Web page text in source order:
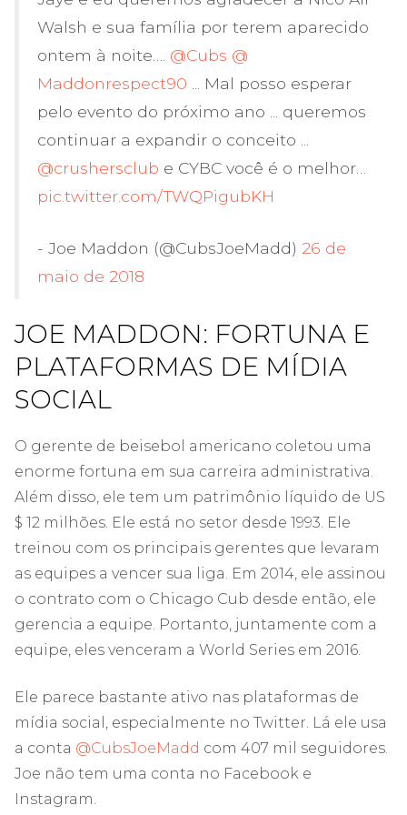
Walsh e sua família por terem aparecido
ontem à noite…. @Cubs @
Maddonrespect90 ... Mal posso esperar
pelo evento do próximo ano ... queremos
continuar a expandir o conceito ...
@crushersclub e CYBC você é o melhor…
pic.twitter.com/TWQPigubKH
- Joe Maddon (@CubsJoeMadd) 26 de
maio de 2018
JOE MADDON: FORTUNA E
PLATAFORMAS DE MÍDIA
SOCIAL
O gerente de beisebol americano coletou uma
enorme fortuna em sua carreira administrativa.
Além disso, ele tem um patrimônio líquido de US
$ 12 milhões. Ele está no setor desde 1993. Ele
treinou com os principais gerentes que levaram
as equipes a vencer sua liga. Em 2014, ele assinou
o contrato com o Chicago Cub desde então, ele
gerencia a equipe. Portanto, juntamente com a
equipe, eles venceram a World Series em 2016.
Ele parece bastante ativo nas plataformas de
mídia social, especialmente no Twitter. Lá ele usa
a conta @CubsJoeMadd com 407 mil seguidores.
Joe não tem uma conta no Facebook e
Instagram.